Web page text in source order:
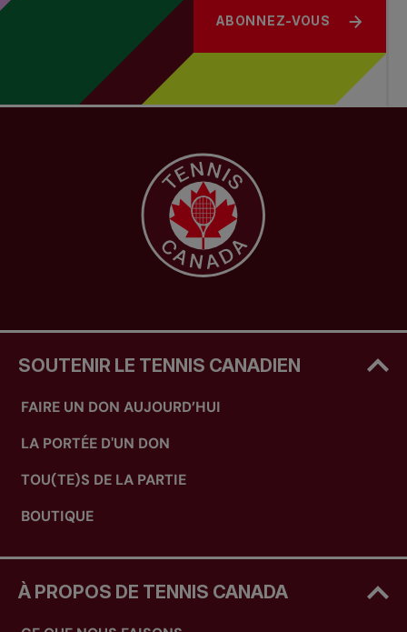
ABONNEZ-VOUS
SOUTENIR LE TENNIS CANADIEN
FAIRE UN DON AUJOURD’HUI
LA PORTÉE D'UN DON
TOU(TE)S DE LA PARTIE
BOUTIQUE
À PROPOS DE TENNIS CANADA